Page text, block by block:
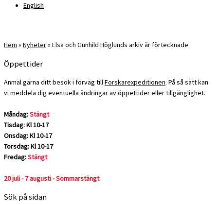
English
Hem » Nyheter» Elsa och Gunhild Höglunds arkiv är förtecknade
Öppettider
Anmäl gärna ditt besök i förväg tillForskarexpeditionen. På så sätt kan
vi meddela dig eventuella ändringar av öppettider eller tillgänglighet.
Måndag:Stängt
Tisdag: Kl 10-17
Onsdag: Kl 10-17
Torsdag: Kl 10-17
Fredag:Stängt
20 juli - 7 augusti - Sommarstängt
Sök på sidan